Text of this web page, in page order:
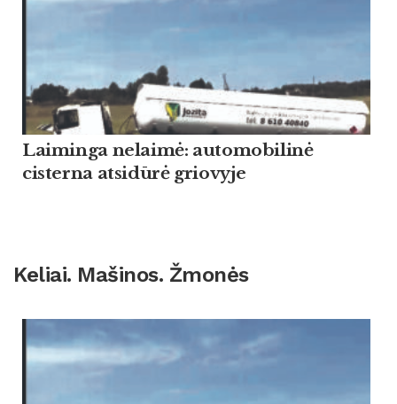
Laiminga nelaimė: automobilinė
cisterna atsidūrė griovyje
Keliai. Mašinos. Žmonės